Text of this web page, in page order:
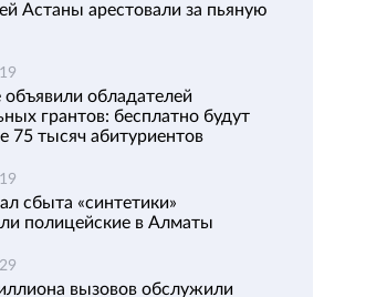
Астаны арестовали за пьяную
объявили обладателей
грантов: бесплатно будут
75 тысяч абитуриентов
сбыта «синтетики»
полицейские в Алматы
вызовов обслужили